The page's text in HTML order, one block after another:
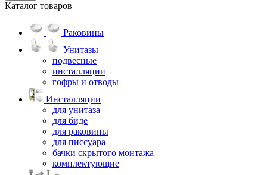
Каталог товаров
Раковины
Унитазы
подвесные
инсталляции
гофры и отводы
Инсталляции
для унитаза
для биде
для раковины
для писсуара
бачки скрытого монтажа
комплектующие